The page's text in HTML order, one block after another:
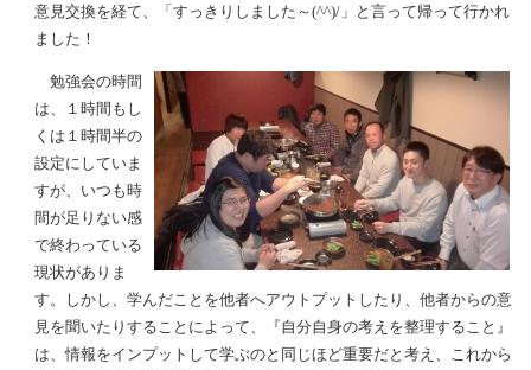
意見交換を経て、「すっきりしました～(^^)/」と言って帰って行かれ
ました！
勉強会の時間
は、１時間もし
くは１時間半の
設定にしていま
すが、いつも時
間が足りない感
で終わっている
現状がありま
す。しかし、学んだことを他者へアウトプットしたり、他者からの意
見を聞いたりすることによって、『自分自身の考えを整理すること』
は、情報をインプットして学ぶのと同じほど重要だと考え、これから